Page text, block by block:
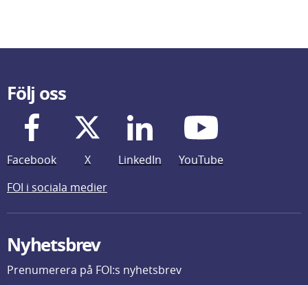
Följ oss
Facebook X LinkedIn
YouTube
FOI i sociala medier
Nyhetsbrev
Prenumerera på FOI:s nyhetsbrev